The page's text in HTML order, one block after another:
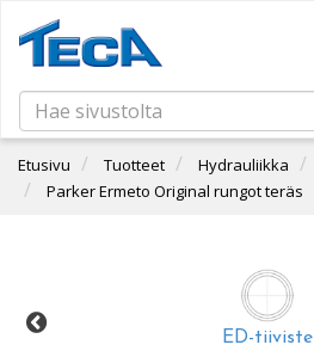
Etusivu Tuotteet Hydrauliikka
Parker Ermeto Original rungot teräs
ED-tiiviste